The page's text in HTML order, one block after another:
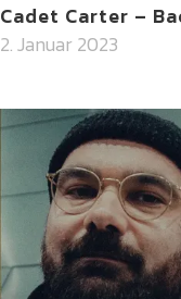
Cadet Carter –
2. Januar 2023